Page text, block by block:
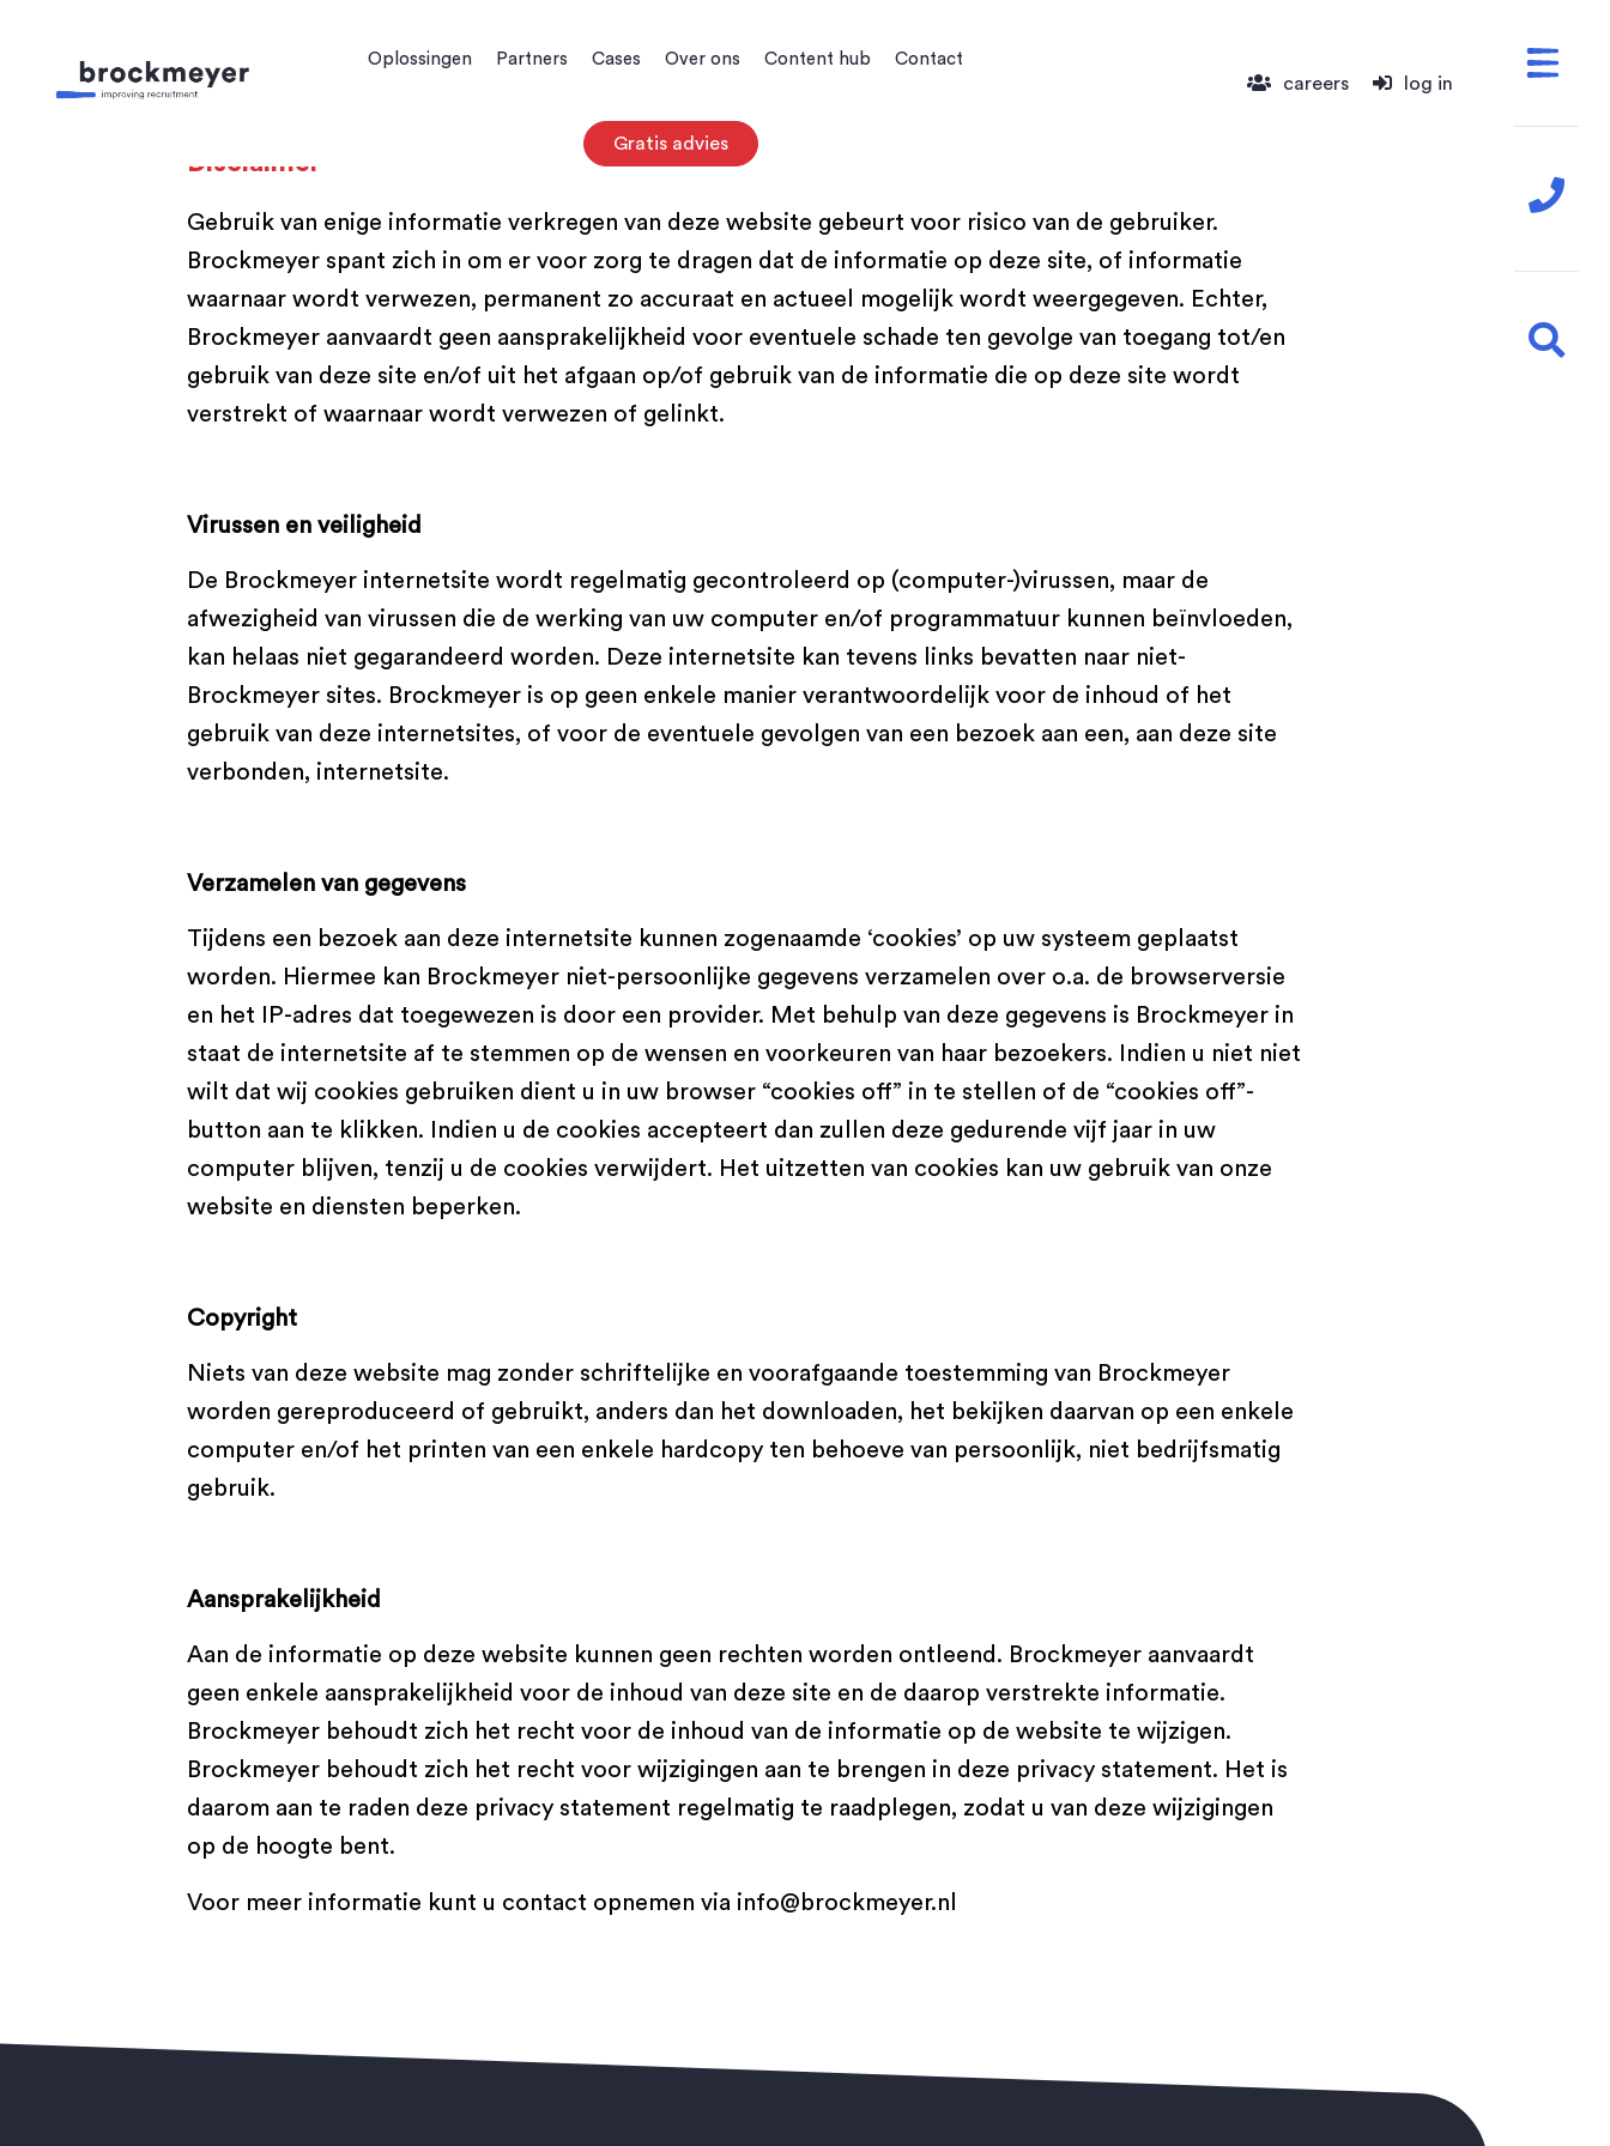
Oplossingen Partners Cases Over ons Content hub Contact
Gratis advies
careers log in
Disclaimer
Gebruik van enige informatie verkregen van deze website gebeurt voor risico van de gebruiker.
Brockmeyer spant zich in om er voor zorg te dragen dat de informatie op deze site, of informatie
waarnaar wordt verwezen, permanent zo accuraat en actueel mogelijk wordt weergegeven. Echter,
Brockmeyer aanvaardt geen aansprakelijkheid voor eventuele schade ten gevolge van toegang tot/en
gebruik van deze site en/of uit het afgaan op/of gebruik van de informatie die op deze site wordt
verstrekt of waarnaar wordt verwezen of gelinkt.
Virussen en veiligheid
De Brockmeyer internetsite wordt regelmatig gecontroleerd op (computer-)virussen, maar de
afwezigheid van virussen die de werking van uw computer en/of programmatuur kunnen beïnvloeden,
kan helaas niet gegarandeerd worden. Deze internetsite kan tevens links bevatten naar niet-
Brockmeyer sites. Brockmeyer is op geen enkele manier verantwoordelijk voor de inhoud of het
gebruik van deze internetsites, of voor de eventuele gevolgen van een bezoek aan een, aan deze site
verbonden, internetsite.
Verzamelen van gegevens
Tijdens een bezoek aan deze internetsite kunnen zogenaamde ‘cookies’ op uw systeem geplaatst
worden. Hiermee kan Brockmeyer niet-persoonlijke gegevens verzamelen over o.a. de browserversie
en het IP-adres dat toegewezen is door een provider. Met behulp van deze gegevens is Brockmeyer in
staat de internetsite af te stemmen op de wensen en voorkeuren van haar bezoekers. Indien u niet niet
wilt dat wij cookies gebruiken dient u in uw browser “cookies off” in te stellen of de “cookies off”-
button aan te klikken. Indien u de cookies accepteert dan zullen deze gedurende vijf jaar in uw
computer blijven, tenzij u de cookies verwijdert. Het uitzetten van cookies kan uw gebruik van onze
website en diensten beperken.
Copyright
Niets van deze website mag zonder schriftelijke en voorafgaande toestemming van Brockmeyer
worden gereproduceerd of gebruikt, anders dan het downloaden, het bekijken daarvan op een enkele
computer en/of het printen van een enkele hardcopy ten behoeve van persoonlijk, niet bedrijfsmatig
gebruik.
Aansprakelijkheid
Aan de informatie op deze website kunnen geen rechten worden ontleend. Brockmeyer aanvaardt
geen enkele aansprakelijkheid voor de inhoud van deze site en de daarop verstrekte informatie.
Brockmeyer behoudt zich het recht voor de inhoud van de informatie op de website te wijzigen.
Brockmeyer behoudt zich het recht voor wijzigingen aan te brengen in deze privacy statement. Het is
daarom aan te raden deze privacy statement regelmatig te raadplegen, zodat u van deze wijzigingen
op de hoogte bent.
Voor meer informatie kunt u contact opnemen via info@brockmeyer.nl